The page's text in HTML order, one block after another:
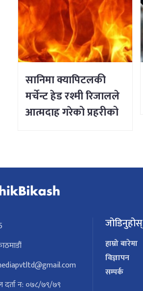
सानिमा क्यापिटलकी
मर्चेन्ट हेड रश्मी रिजालले
आत्मदाह गरेको प्रहरीको
दर्ता न: ०७८/७९/७९
जोडिनुहोस्
हाम्रो बारेमा
विज्ञापन
सम्पर्क